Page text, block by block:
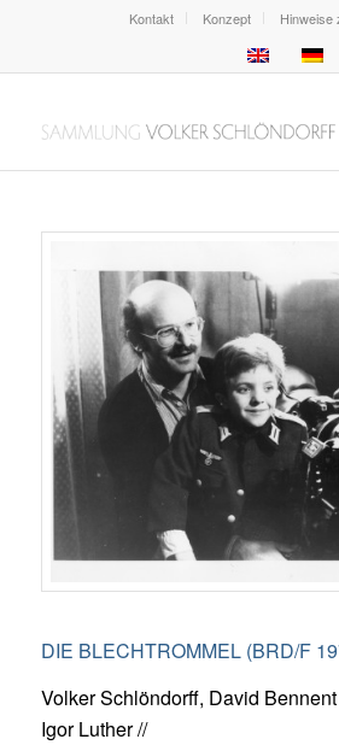
Kontakt Konzept Hinweise
DIE BLECHTROMMEL (BRD/F
Volker Schlöndorff, David
Igor Luther //